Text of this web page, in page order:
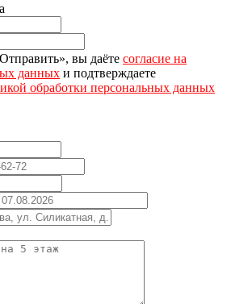
вы даёте согласие на
данных и подтверждаете
обработки персональных данных